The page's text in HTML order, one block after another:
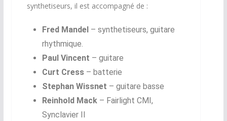
synthetiseurs, il est accompagné de :
Fred Mandel– synthetiseurs, guitare
rhythmique.
Paul Vincent – guitare
Curt Cress– batterie
Stephan Wissnet – guitare basse
Reinhold Mack– Fairlight CMI,
Synclavier II